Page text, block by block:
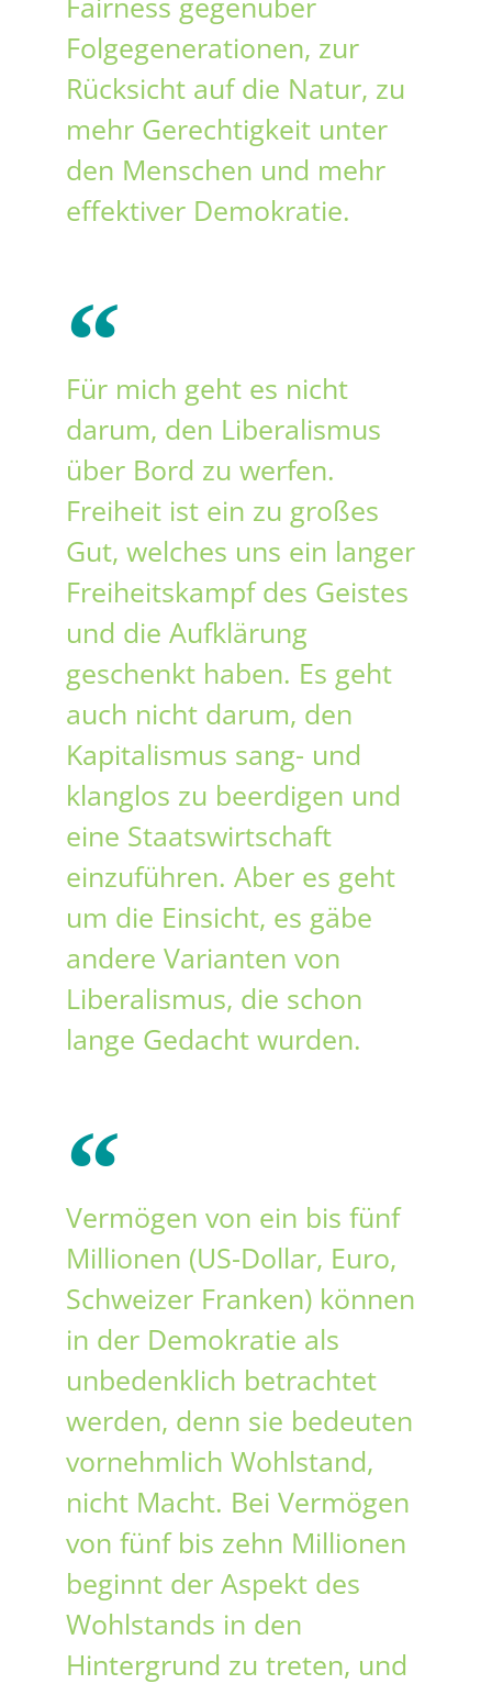
Folgegenerationen, zur
Rücksicht auf die Natur, zu
mehr Gerechtigkeit unter
den Menschen und mehr
effektiver Demokratie.
Für mich geht es nicht
darum, den Liberalismus
über Bord zu werfen.
Freiheit ist ein zu großes
Gut, welches uns ein langer
Freiheitskampf des Geistes
und die Aufklärung
geschenkt haben. Es geht
auch nicht darum, den
Kapitalismus sang- und
klanglos zu beerdigen und
eine Staatswirtschaft
einzuführen. Aber es geht
um die Einsicht, es gäbe
andere Varianten von
Liberalismus, die schon
lange Gedacht wurden.
Vermögen von ein bis fünf
Millionen (US-Dollar, Euro,
Schweizer Franken) können
in der Demokratie als
unbedenklich betrachtet
werden, denn sie bedeuten
vornehmlich Wohlstand,
nicht Macht. Bei Vermögen
von fünf bis zehn Millionen
beginnt der Aspekt des
Wohlstands in den
Hintergrund zu treten, und